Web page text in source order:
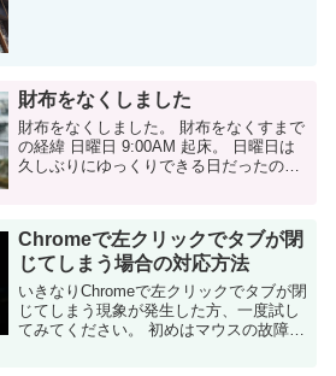
財布をなくしました
財布をなくしました。 財布をなくすまで
の経緯 日曜日 9:00AM 起床。 日曜日は
久しぶりにゆっくりできる日だったの
Chromeで左クリックでタブが閉
じてしまう場合の対応方法
いきなりChromeで左クリックでタブが閉
じてしまう現象が発生した方、一度試し
てみてください。 初めはマウスの故障か